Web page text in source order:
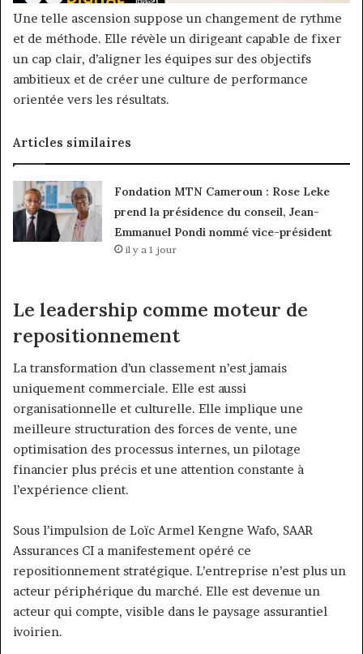
Une telle ascension suppose un changement de rythme
et de méthode. Elle révèle un dirigeant capable de fixer
un cap clair, d’aligner les équipes sur des objectifs
ambitieux et de créer une culture de performance
orientée vers les résultats.
Articles similaires
Fondation MTN Cameroun : Rose Leke
prend la présidence du conseil, Jean-
Emmanuel Pondi nommé vice-président
il y a 1 jour
Le leadership comme moteur de
repositionnement
La transformation d’un classement n’est jamais
uniquement commerciale. Elle est aussi
organisationnelle et culturelle. Elle implique une
meilleure structuration des forces de vente, une
optimisation des processus internes, un pilotage
financier plus précis et une attention constante à
l’expérience client.
Sous l’impulsion de Loïc Armel Kengne Wafo, SAAR
Assurances CI a manifestement opéré ce
repositionnement stratégique. L’entreprise n’est plus un
acteur périphérique du marché. Elle est devenue un
acteur qui compte, visible dans le paysage assurantiel
ivoirien.